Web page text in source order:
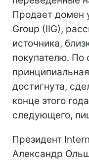
Продает домен
Group (IIG),
источника,
покупателю. По
достигнута,
конце этого
следующего,
Президент
Александр